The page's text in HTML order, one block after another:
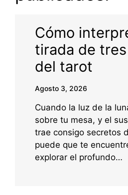
Cómo
tirada de
del tarot
Agosto 3, 2026
Cuando la luz de la
sobre tu mesa, y el
trae consigo secretos
puede que te
explorar el profundo…